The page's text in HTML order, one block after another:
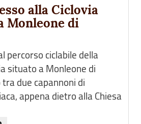
alla Ciclovia
Monleone di
percorso ciclabile della
situato a Monleone di
due capannoni di
appena dietro alla Chiesa